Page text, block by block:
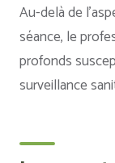
Au-delà de
séance, le
profonds
surveillance